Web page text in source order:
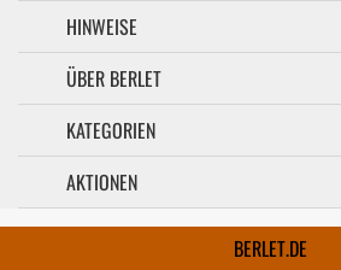
HINWEISE
ÜBER BERLET
KATEGORIEN
AKTIONEN
BERLET.DE